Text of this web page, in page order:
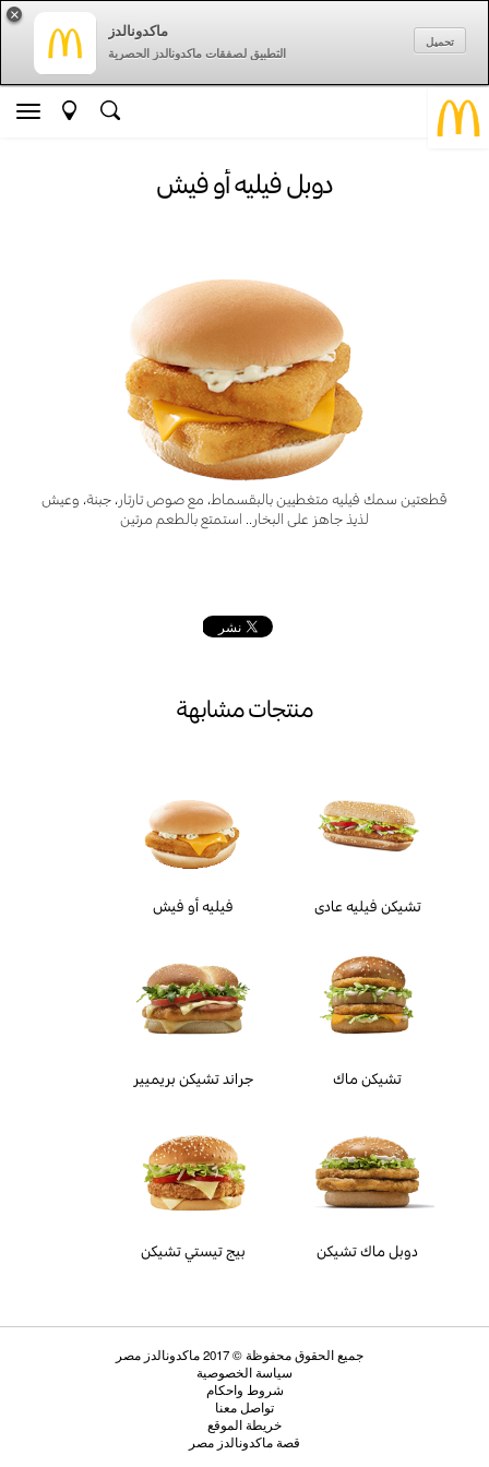
ماكدونالدز
التطبيق لصفقات ماكدونالدز الحصرية
تحميل
×
دوبل فيليه أو فيش
قطعتين سمك فيليه متغطيين بالبقسماط، مع صوص تارتار، جبنة، وعيش
لذيذ جاهز على البخار.. استمتع بالطعم مرتين
منتجات مشابهة
تشيكن فيليه عادى فيليه أو فيش
تشيكن ماك جراند تشيكن بريميير
دوبل ماك تشيكن بيج تيستي تشيكن
سياسة الخصوصية
شروط واحكام
تواصل معنا
خريطة الموقع
قصة ماكدونالدز مصر